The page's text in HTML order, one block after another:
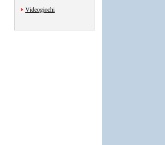
Videogiochi